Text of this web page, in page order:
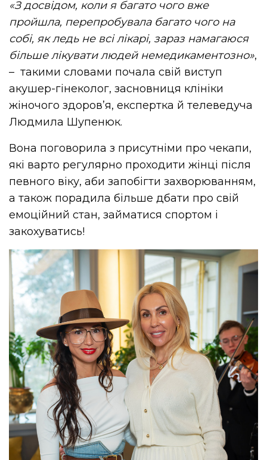
«З досвідом, коли я багато чого вже
пройшла, перепробувала багато чого на
собі, як ледь не всі лікарі, зараз намагаюся
більше лікувати людей немедикаментозно»,
– такими словами почала свій виступ
акушер-гінеколог, засновниця клініки
жіночого здоровʼя, експертка й телеведуча
Людмила Шупенюк.
Вона поговорила з присутніми про чекапи,
які варто регулярно проходити жінці після
певного віку, аби запобігти захворюванням,
а також порадила більше дбати про свій
емоційний стан, займатися спортом і
закохуватись!